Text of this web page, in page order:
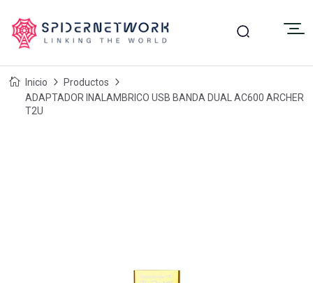
Inicio
Productos
ADAPTADOR INALAMBRICO USB BANDA DUAL AC600 ARCHER
T2U